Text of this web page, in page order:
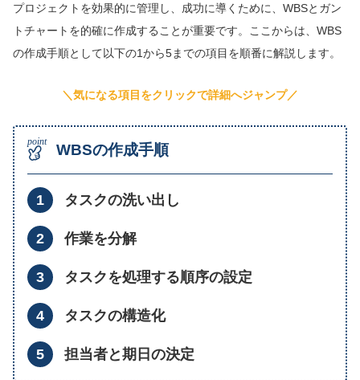
プロジェクトを効果的に管理し、成功に導くために、WBSとガン
トチャートを的確に作成することが重要です。ここからは、WBS
の作成手順として以下の1から5までの項目を順番に解説します。
＼気になる項目をクリックで詳細へジャンプ／
WBSの作成手順
タスクの洗い出し
作業を分解
タスクを処理する順序の設定
タスクの構造化
担当者と期日の決定